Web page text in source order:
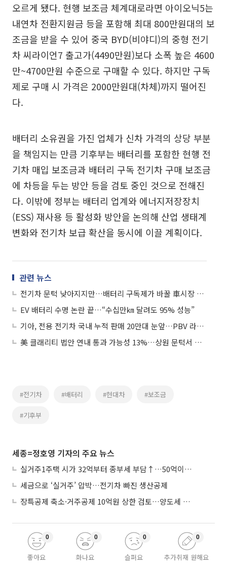
오르게 됐다. 현행 보조금 체계대로라면 아이오닉5는
내연차 전환지원금 등을 포함해 최대 800만원대의 보
조금을 받을 수 있어 중국 BYD(비야디)의 중형 전기
차 씨라이언7 출고가(4490만원)보다 소폭 높은 4600
만~4700만원 수준으로 구매할 수 있다. 하지만 구독
제로 구매 시 가격은 2000만원대(차체)까지 떨어진
다.
배터리 소유권을 가진 업체가 신차 가격의 상당 부분
을 책임지는 만큼 기후부는 배터리를 포함한 현행 전
기차 매입 보조금과 배터리 구독 전기차 구매 보조금
에 차등을 두는 방안 등을 검토 중인 것으로 전해진
다. 이밖에 정부는 배터리 업계와 에너지저장장치
(ESS) 재사용 등 활성화 방안을 논의해 산업 생태계
변화와 전기차 보급 확산을 동시에 이끌 계획이다.
관련 뉴스
전기차 문턱 낮아지지만…배터리 구독제가 바꿀 車시장 셈법
EV 배터리 수명 논란 끝…“수십만㎞ 달려도 95% 성능”
기아, 전용 전기차 국내 누적 판매 20만대 눈앞…PBV 라인업도 확대
美 클래리티 법안 연내 통과 가능성 13%…상원 문턱서 제동
#전기차 #배터리 #현대차 #보조금
#기후부
세종=정호영 기자의 주요 뉴스
실거주1주택 시가 32억부터 종부세 부담↑…50억이면 454→979만원
세금으로 ‘실거주’ 압박…전기차 빠진 생산공제
장특공제 축소·거주공제 10억원 상한 검토…양도세 실거주 중심 개편
좋아요
0
화나요
0
슬퍼요
0
추가취재 원해요
0